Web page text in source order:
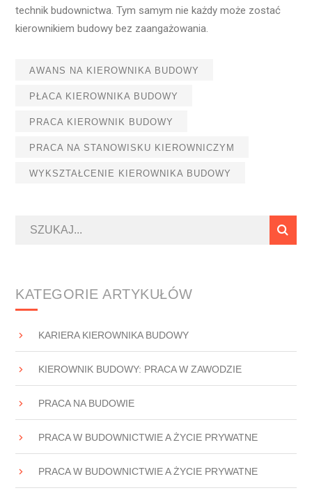
technik budownictwa. Tym samym nie każdy może zostać
kierownikiem budowy bez zaangażowania.
AWANS NA KIEROWNIKA BUDOWY
PŁACA KIEROWNIKA BUDOWY
PRACA KIEROWNIK BUDOWY
PRACA NA STANOWISKU KIEROWNICZYM
WYKSZTAŁCENIE KIEROWNIKA BUDOWY
KATEGORIE ARTYKUŁÓW
KARIERA KIEROWNIKA BUDOWY
KIEROWNIK BUDOWY: PRACA W ZAWODZIE
PRACA NA BUDOWIE
PRACA W BUDOWNICTWIE A ŻYCIE PRYWATNE
PRACA W BUDOWNICTWIE A ŻYCIE PRYWATNE